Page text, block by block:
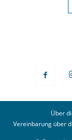
Über
Vereinbarung über